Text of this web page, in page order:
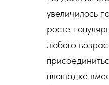
увеличилось
росте
любого
площадке